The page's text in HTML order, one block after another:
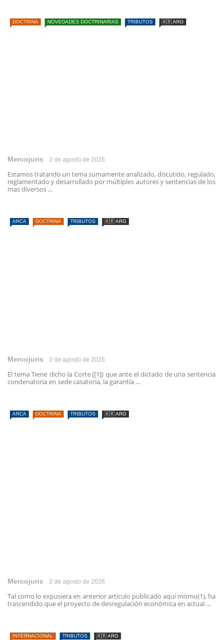
DOCTRINA NOVEDADES DOCTRINARIAS TRIBUTOS 🇦🇷 ARG
Mercojuris 2 de agosto de 2026
Estamos tratando un tema sumamente analizado, discutido, regulado,
reglamentado y desarrollado por múltiples autores y sentencias de los
mas diversos ...
ARCA DOCTRINA TRIBUTOS 🇦🇷 ARG
Mercojuris 2 de agosto de 2026
El tema Tiene dicho la Corte ([1]) que ante el dictado de una sentencia
condenatoria en sede casatoria, la garantía ...
ARCA DOCTRINA TRIBUTOS 🇦🇷 ARG
Mercojuris 2 de agosto de 2026
Tal como lo expusiera en anterior artículo publicado aquí mismo(1), ha
trascendido que el proyecto de desregulación económica en actual ...
INTERNACIONAL TRIBUTOS 🇦🇷 ARG